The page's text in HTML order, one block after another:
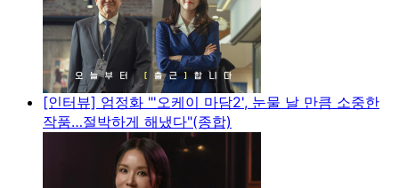
[인터뷰] 엄정화 "'오케이 마담2', 눈물 날 만큼 소중한
작품…절박하게 해냈다"(종합)